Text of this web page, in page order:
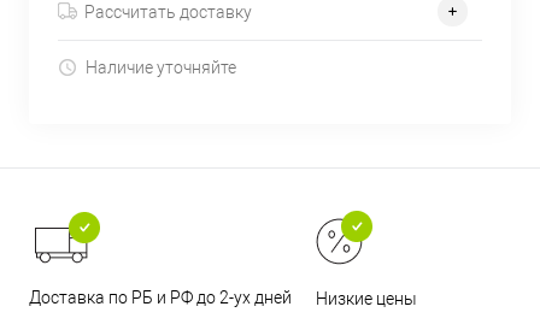
Рассчитать доставку
Наличие уточняйте
Доставка по РБ и РФ до 2-ух дней Низкие цены